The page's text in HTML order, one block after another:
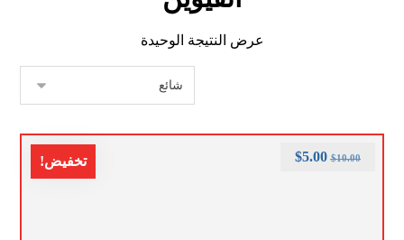
عرض النتيجة الوحيدة
تخفيض! $10.00
$5.00